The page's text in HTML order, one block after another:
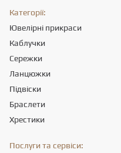
Категорії:
Ювелірні прикраси
Каблучки
Сережки
Ланцюжки
Підвіски
Браслети
Хрестики
Послуги та сервіси: